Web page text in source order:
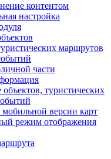
контентом
настройка
маршрутов
части
туристических
версии карт
режим отображения